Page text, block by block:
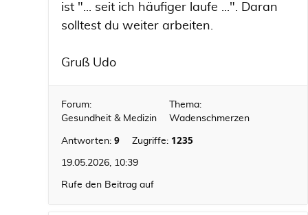
ist "... seit ich häufiger laufe ...". Daran
solltest du weiter arbeiten.
Gruß Udo
Forum:
Gesundheit & Medizin
Thema:
Wadenschmerzen
Antworten: 9 Zugriffe: 1235
19.05.2026, 10:39
Rufe den Beitrag auf